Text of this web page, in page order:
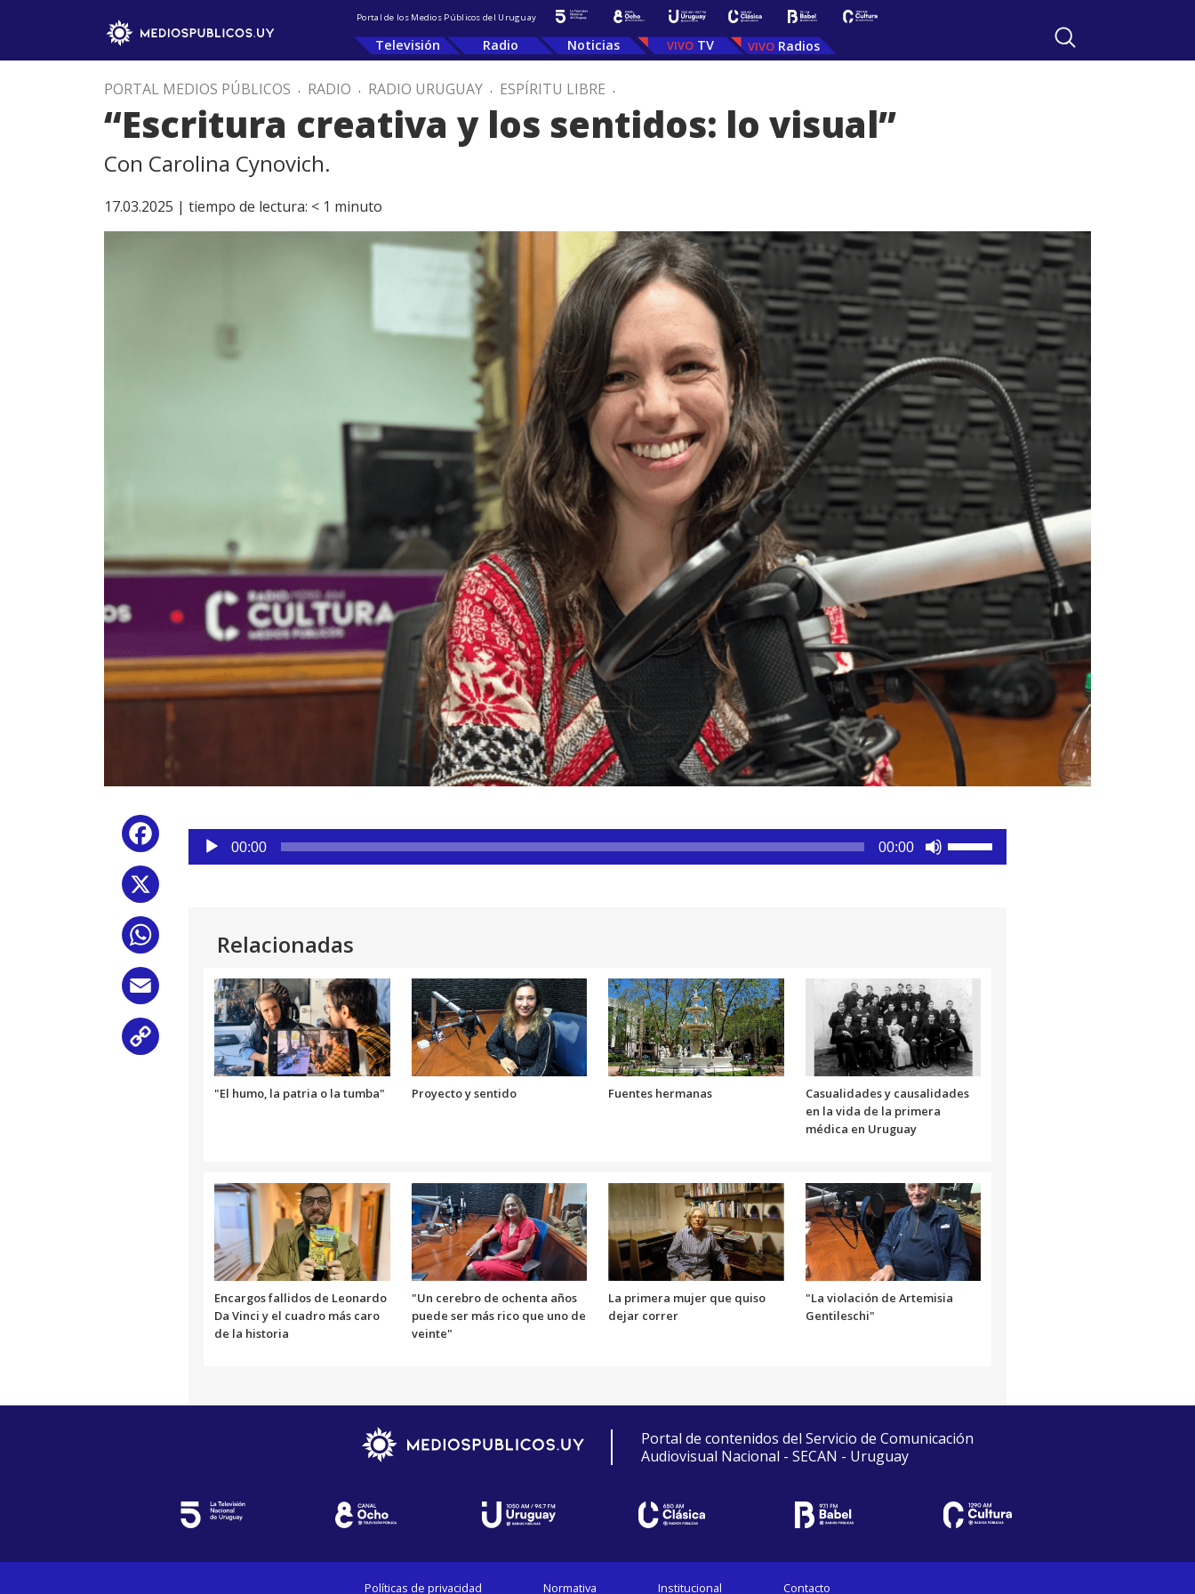
Portal de los Medios Públicos del Uruguay
Televisión Radio Noticias TV Radios
PORTAL MEDIOS PÚBLICOS . RADIO . RADIO URUGUAY . ESPÍRITU LIBRE .
“Escritura creativa y los sentidos: lo visual”
Con Carolina Cynovich.
17.03.2025 | tiempo de lectura: < 1 minuto
Facebook
WhatsApp
Reproductor
audio
00:00 00:00
aumentar
o
disminuir
el
volumen.
Relacionadas
"El humo, la patria o la tumba" Proyecto y sentido Fuentes hermanas
Casualidades y causalidades
en la vida de la primera
médica en Uruguay
Encargos fallidos de Leonardo
Da Vinci y el cuadro más caro
de la historia
"Un cerebro de ochenta años
puede ser más rico que uno de
veinte"
La primera mujer que quiso
dejar correr
"La violación de Artemisia
Gentileschi"
Portal de contenidos del Servicio de Comunicación
Audiovisual Nacional - SECAN - Uruguay
Políticas de privacidad Normativa Institucional Contacto